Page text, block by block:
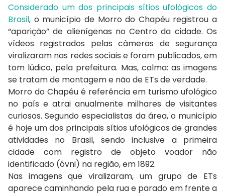
Considerado um dos principais sítios ufológicos do
Brasil, o município de Morro do Chapéu registrou a
“aparição” de alienígenas no Centro da cidade. Os
vídeos registrados pelas câmeras de segurança
viralizaram nas redes sociais e foram publicados, em
tom lúdico, pela prefeitura. Mas, calma: as imagens
se tratam de montagem e não de ETs de verdade.
Morro do Chapéu é referência em turismo ufológico
no país e atrai anualmente milhares de visitantes
curiosos. Segundo especialistas da área, o município
é hoje um dos principais sítios ufológicos de grandes
atividades no Brasil, sendo inclusive a primeira
cidade com registro de objeto voador não
identificado (óvni) na região, em 1892.
Nas imagens que viralizaram, um grupo de ETs
aparece caminhando pela rua e parado em frente a